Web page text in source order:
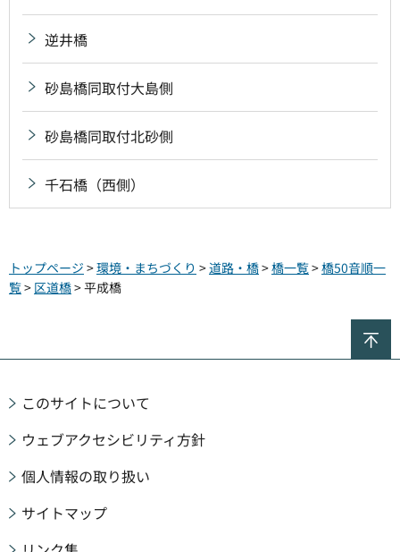
逆井橋
砂島橋同取付大島側
砂島橋同取付北砂側
千石橋（西側）
トップページ >環境・まちづくり >道路・橋>橋一覧>橋50音順一
覧> 区道橋> 平成橋
このサイトについて
ウェブアクセシビリティ方針
個人情報の取り扱い
サイトマップ